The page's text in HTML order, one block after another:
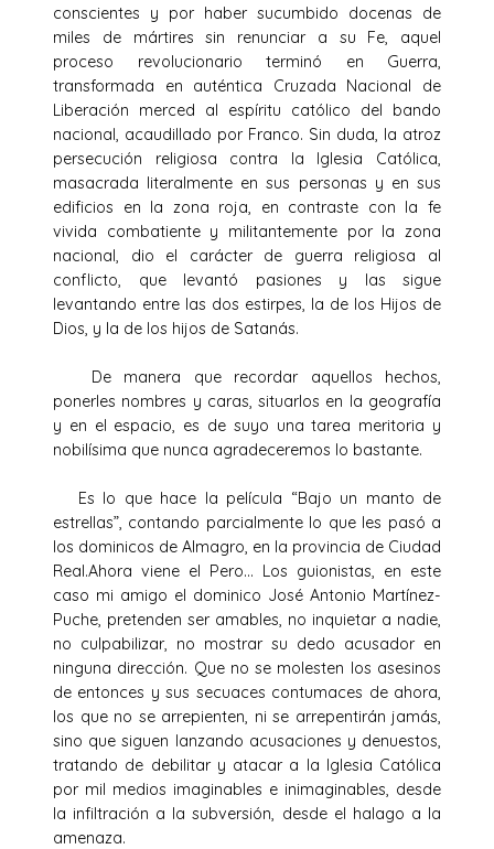
conscientes y por haber sucumbido docenas de
miles de mártires sin renunciar a su Fe, aquel
proceso revolucionario terminó en Guerra,
transformada en auténtica Cruzada Nacional de
Liberación merced al espíritu católico del bando
nacional, acaudillado por Franco. Sin duda, la atroz
persecución religiosa contra la Iglesia Católica,
masacrada literalmente en sus personas y en sus
edificios en la zona roja, en contraste con la fe
vivida combatiente y militantemente por la zona
nacional, dio el carácter de guerra religiosa al
conflicto, que levantó pasiones y las sigue
levantando entre las dos estirpes, la de los Hijos de
Dios, y la de los hijos de Satanás.
De manera que recordar aquellos hechos,
ponerles nombres y caras, situarlos en la geografía
y en el espacio, es de suyo una tarea meritoria y
nobilísima que nunca agradeceremos lo bastante.
Es lo que hace la película “Bajo un manto de
estrellas”, contando parcialmente lo que les pasó a
los dominicos de Almagro, en la provincia de Ciudad
Real.Ahora viene el Pero… Los guionistas, en este
caso mi amigo el dominico José Antonio Martínez-
Puche, pretenden ser amables, no inquietar a nadie,
no culpabilizar, no mostrar su dedo acusador en
ninguna dirección. Que no se molesten los asesinos
de entonces y sus secuaces contumaces de ahora,
los que no se arrepienten, ni se arrepentirán jamás,
sino que siguen lanzando acusaciones y denuestos,
tratando de debilitar y atacar a la Iglesia Católica
por mil medios imaginables e inimaginables, desde
la infiltración a la subversión, desde el halago a la
amenaza.